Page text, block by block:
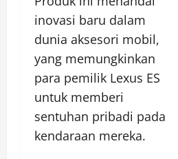
inovasi baru dalam
dunia aksesori mobil,
yang memungkinkan
para pemilik Lexus ES
untuk memberi
sentuhan pribadi pada
kendaraan mereka.